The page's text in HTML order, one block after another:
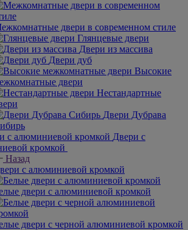
двери в современном стиле
Глянцевые двери
Двери из массива
Двери дуб
Высокие
двери
Нестандартные
Двери Дубрава
Двери с
кромкой
Назад
с алюминиевой кромкой
двери с алюминиевой кромкой
двери с черной алюминиевой кромкой